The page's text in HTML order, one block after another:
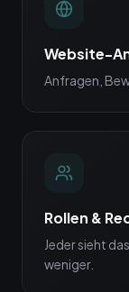
Website-
Anfragen,
Rollen &
Jeder sieht
weniger.